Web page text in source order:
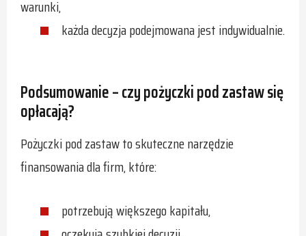
warunki,
każda decyzja podejmowana jest indywidualnie.
Podsumowanie – czy pożyczki pod zastaw się
opłacają?
Pożyczki pod zastaw to skuteczne narzędzie
finansowania dla firm, które:
potrzebują większego kapitału,